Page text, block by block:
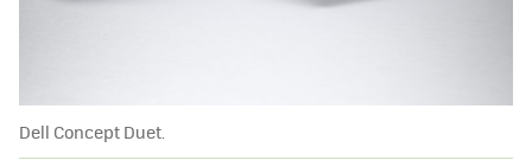
Dell Concept Duet.